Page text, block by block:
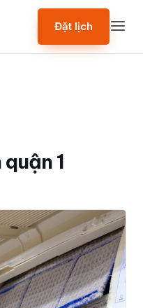
Đặt lịch
1